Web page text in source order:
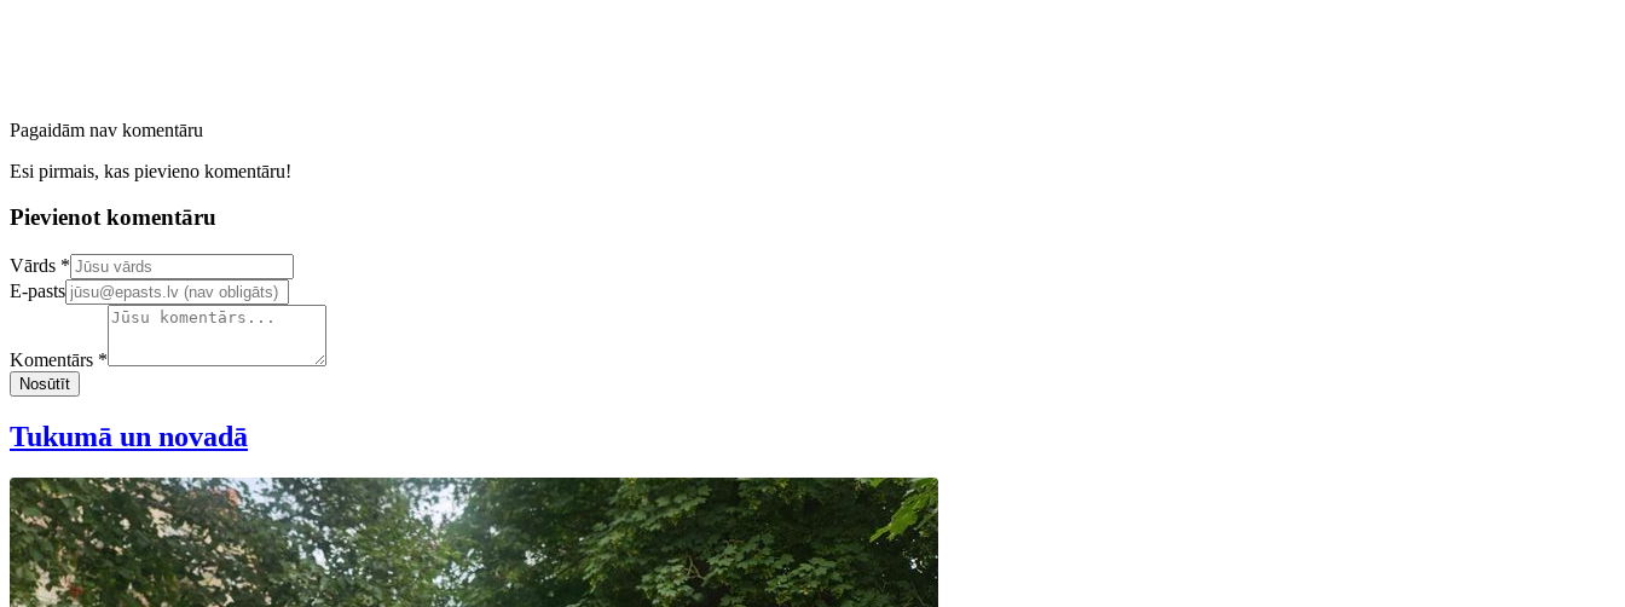
Pagaidām nav komentāru
Esi pirmais, kas pievieno komentāru!
Pievienot komentāru
Confirm your email address
Vārds *
E-pasts
Komentārs *
Nosūtīt
Tukumā un novadā